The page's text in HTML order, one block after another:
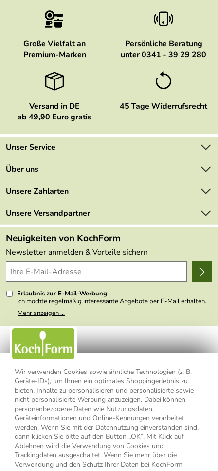
Wir verwenden Cookies sowie ähnliche Technologien (z. B.
Geräte-IDs), um Ihnen ein optimales Shoppingerlebnis zu
bieten, Inhalte zu personalisieren und personalisierte sowie
nicht personalisierte Werbung anzuzeigen. Dabei können
personenbezogene Daten wie Nutzungsdaten,
Geräteinformationen und Online-Kennungen verarbeitet
werden. Wenn Sie mit der Datennutzung einverstanden sind,
dann klicken Sie bitte auf den Button „OK“. Mit Klick auf
Ablehnen wird die Verwendung von Cookies und
Trackingdaten ausgeschaltet. Wenn Sie mehr über die
Verwendung und den Schutz Ihrer Daten bei KochForm
Große Vielfalt an
Premium-Marken
Persönliche Beratung
unter 0341 - 39 29 280
Versand in DE
ab 49,90 Euro gratis
45 Tage Widerrufsrecht
Unser Service
Kontakt
Mehrwertsteuerfrei
Retourenportal
FAQs
Lieferbedingungen
Delivery Terms
Kundenlogin
Über uns
Marken
Angebote
Made in Germany
Themen
Wir über uns
Presse
Unsere Zahlarten
Unsere Versandpartner
Neuigkeiten von KochForm
Newsletter anmelden & Vorteile sichern
Erlaubnis zur E-Mail-Werbung
Ich möchte regelmäßig interessante Angebote per E-Mail erhalten.
Meine E-Mail-Adresse wird nicht an andere Unternehmen
weitergegeben. Zu statistischen Zwecken wird in anonymer Form
nicht erkennbar, welche konkrete Person geklickt hat. Diese
Einwilligung zur Nutzung meiner E-Mail- Adresse für Werbezwecke
kann ich jederzeit mit Wirkung für die Zukunft widerrufen, indem ich
den Link "Abmelden" am Ende des Newsletters anklicke oder die
Option Newsletter im Mitgliederbereich deaktiviere. Die
Datenschutzerklärung
habe ich zur Kenntnis genommen.
Mehr anzeigen ...
Impressum Datenschutzerklärung
AGB
Widerrufsbelehrung
Widerrufsformular
Vertrag widerrufen
* Alle Preisangaben inkl. MwSt., bis 49,90 € Bestellwert zzgl.